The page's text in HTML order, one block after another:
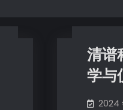
清谱
学与
2024